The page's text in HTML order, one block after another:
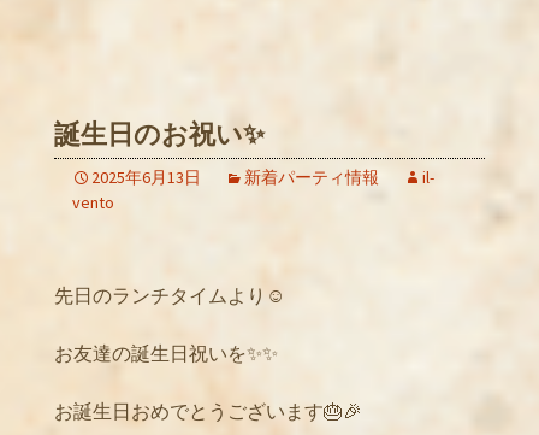
誕生日のお祝い✨
2025年6月13日 新着パーティ情報
il-
vento
先日のランチタイムより☺️
お友達の誕生日祝いを✨✨
お誕生日おめでとうございます🎂🎉